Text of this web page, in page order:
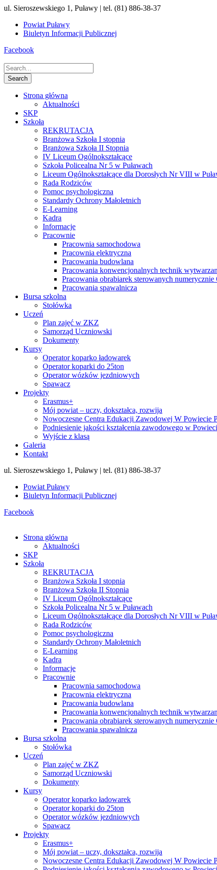
ul. Sieroszewskiego 1, Puławy | tel. (81) 886-38-37
Powiat Puławy
Biuletyn Informacji Publicznej
Facebook
Strona główna
Aktualności
SKP
Szkoła
REKRUTACJA
Branżowa Szkoła I stopnia
Branżowa Szkoła II Stopnia
IV Liceum Ogólnokształcące
Szkoła Policealna Nr 5 w Puławach
Liceum Ogólnokształcące dla Dorosłych Nr VIII w
Rada Rodziców
Pomoc psychologiczna
Standardy Ochrony Małoletnich
E-Learning
Kadra
Informacje
Pracownie
Pracownia samochodowa
Pracownia elektryczna
Pracowania budowlana
Pracowania konwencjonalnych technik
Pracowania obrabiarek sterowanych numerycznie
Pracowania spawalnicza
Bursa szkolna
Stołówka
Uczeń
Plan zajęć w ZKZ
Samorząd Uczniowski
Dokumenty
Kursy
Operator koparko ładowarek
Operator koparki do 25ton
Operator wózków jezdniowych
Spawacz
Projekty
Erasmus+
Mój powiat – uczy, dokształca, rozwija
Nowoczesne Centra Edukacji Zawodowej W Powiecie
Podniesienie jakości kształcenia zawodowego w
Wyjście z klasą
Galeria
Kontakt
ul. Sieroszewskiego 1, Puławy | tel. (81) 886-38-37
Powiat Puławy
Biuletyn Informacji Publicznej
Facebook
Strona główna
Aktualności
SKP
Szkoła
REKRUTACJA
Branżowa Szkoła I stopnia
Branżowa Szkoła II Stopnia
IV Liceum Ogólnokształcące
Szkoła Policealna Nr 5 w Puławach
Liceum Ogólnokształcące dla Dorosłych Nr VIII w
Rada Rodziców
Pomoc psychologiczna
Standardy Ochrony Małoletnich
E-Learning
Kadra
Informacje
Pracownie
Pracownia samochodowa
Pracownia elektryczna
Pracowania budowlana
Pracowania konwencjonalnych technik
Pracowania obrabiarek sterowanych numerycznie
Pracowania spawalnicza
Bursa szkolna
Stołówka
Uczeń
Plan zajęć w ZKZ
Samorząd Uczniowski
Dokumenty
Kursy
Operator koparko ładowarek
Operator koparki do 25ton
Operator wózków jezdniowych
Spawacz
Projekty
Erasmus+
Mój powiat – uczy, dokształca, rozwija
Nowoczesne Centra Edukacji Zawodowej W Powiecie